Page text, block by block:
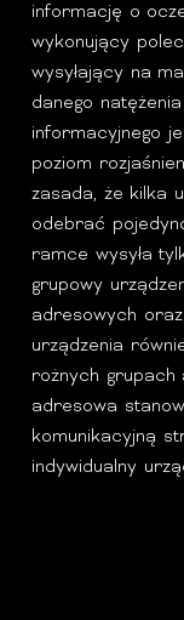
informację o
wykonujący
wysyłający na
danego
informacyjnego
poziom
zasada, że kilka
odebrać
ramce wysyła
grupowy
adresowych
urządzenia
rożnych grupach
adresowa
komunikacyjną
indywidualny